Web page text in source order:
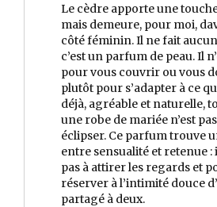
Le cèdre apporte une
mais demeure, pour moi,
côté féminin. Il ne fait
c’est un parfum de peau. Il
pour vous couvrir ou vous
plutôt pour s’adapter à ce
déjà, agréable et naturelle,
une robe de mariée n’est
éclipser. Ce parfum trouve
entre sensualité et retenue :
pas à attirer les regards et
réserver à l’intimité douce
partagé à deux.